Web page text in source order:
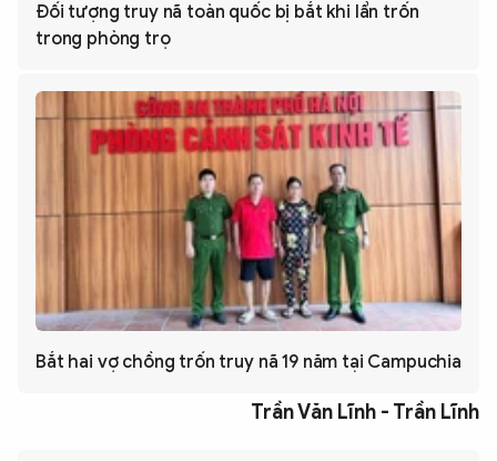
Đối tượng truy nã toàn quốc bị bắt khi lẩn trốn
trong phòng trọ
Bắt hai vợ chồng trốn truy nã 19 năm tại Campuchia
Trần Văn Lĩnh - Trần Lĩnh